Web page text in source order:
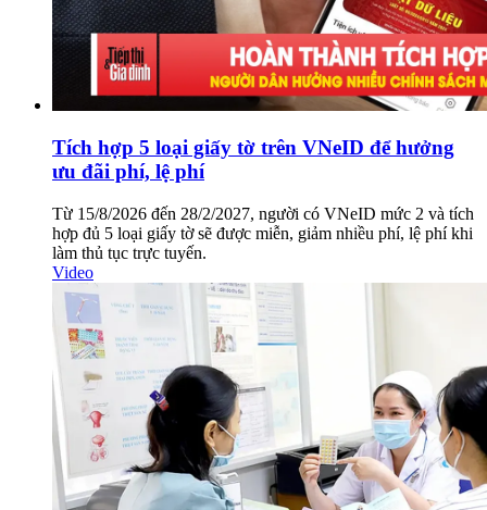
Tích hợp 5 loại giấy tờ trên VNeID để hưởng
ưu đãi phí, lệ phí
Từ 15/8/2026 đến 28/2/2027, người có VNeID mức 2 và tích
hợp đủ 5 loại giấy tờ sẽ được miễn, giảm nhiều phí, lệ phí khi
làm thủ tục trực tuyến.
Video